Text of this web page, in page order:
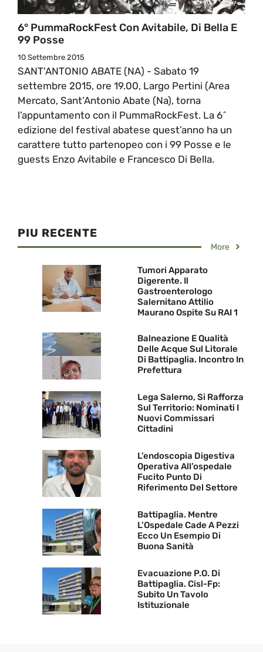
6° PummaRockFest Con Avitabile, Di Bella E
99 Posse
10 Settembre 2015
SANT'ANTONIO ABATE (NA) - Sabato 19
settembre 2015, ore 19.00, Largo Pertini (Area
Mercato, Sant’Antonio Abate (Na), torna
l’appuntamento con il PummaRockFest. La 6^
edizione del festival abatese quest’anno ha un
carattere tutto partenopeo con i 99 Posse e le
guests Enzo Avitabile e Francesco Di Bella.
PIU RECENTE
More
Tumori Apparato
Digerente. Il
Gastroenterologo
Salernitano Attilio
Maurano Ospite Su RAI 1
Balneazione E Qualità
Delle Acque Sul Litorale
Di Battipaglia. Incontro In
Prefettura
Lega Salerno, Si Rafforza
Sul Territorio: Nominati I
Nuovi Commissari
Cittadini
L’endoscopia Digestiva
Operativa All’ospedale
Fucito Punto Di
Riferimento Del Settore
Battipaglia. Mentre
L’Ospedale Cade A Pezzi
Ecco Un Esempio Di
Buona Sanità
Evacuazione P.O. Di
Battipaglia. Cisl-Fp:
Subito Un Tavolo
Istituzionale